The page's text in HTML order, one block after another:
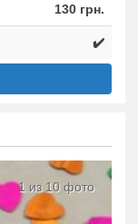
130 грн.
✔️
1 из 10 фото